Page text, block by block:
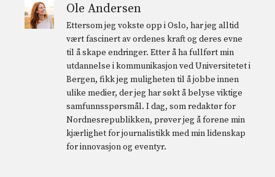
Ole Andersen
Ettersom jeg vokste opp i Oslo, har jeg alltid
vært fascinert av ordenes kraft og deres evne
til å skape endringer. Etter å ha fullført min
utdannelse i kommunikasjon ved Universitetet i
Bergen, fikk jeg muligheten til å jobbe innen
ulike medier, der jeg har søkt å belyse viktige
samfunnsspørsmål. I dag, som redaktør for
Nordnesrepublikken, prøver jeg å forene min
kjærlighet for journalistikk med min lidenskap
for innovasjon og eventyr.